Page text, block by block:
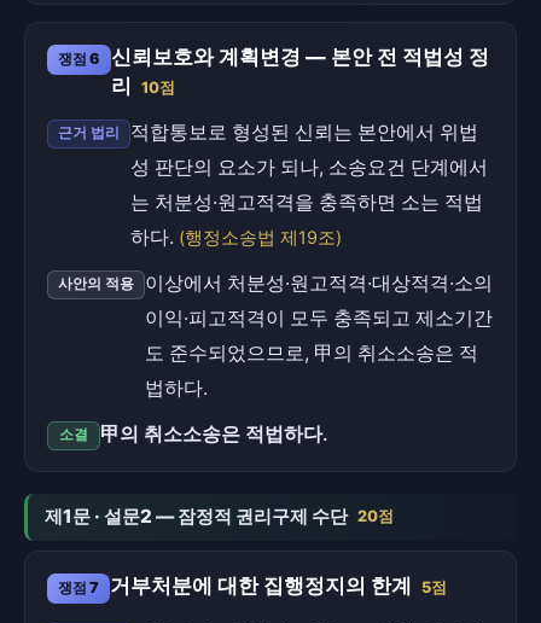
쟁점 6
신뢰보호와 계획변경 — 본안 전 적법성 정
리
10점
근거 법리
적합통보로 형성된 신뢰는 본안에서 위법
성 판단의 요소가 되나, 소송요건 단계에서
는 처분성·원고적격을 충족하면 소는 적법
하다. (행정소송법 제19조)
사안의 적용
이상에서 처분성·원고적격·대상적격·소의
이익·피고적격이 모두 충족되고 제소기간
도 준수되었으므로, 甲의 취소소송은 적
법하다.
소결 甲의 취소소송은 적법하다.
제1문 · 설문2 — 잠정적 권리구제 수단 20점
쟁점 7 거부처분에 대한 집행정지의 한계 5점